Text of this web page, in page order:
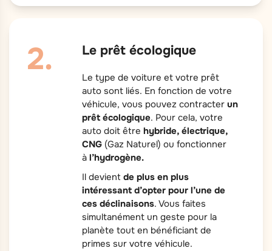
Le prêt écologique
Le type de voiture et votre prêt
auto sont liés. En fonction de votre
véhicule, vous pouvez contracter un
prêt écologique. Pour cela, votre
auto doit être hybride, électrique,
CNG (Gaz Naturel) ou fonctionner
à l’hydrogène.
Il devient de plus en plus
intéressant d’opter pour l’une de
ces déclinaisons. Vous faites
simultanément un geste pour la
planète tout en bénéficiant de
primes sur votre véhicule.